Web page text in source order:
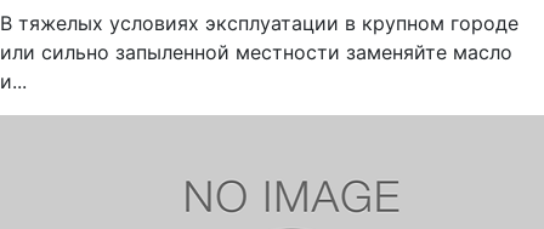
В тяжелых условиях эксплуатации в крупном городе
или сильно запыленной местности заменяйте масло
и...